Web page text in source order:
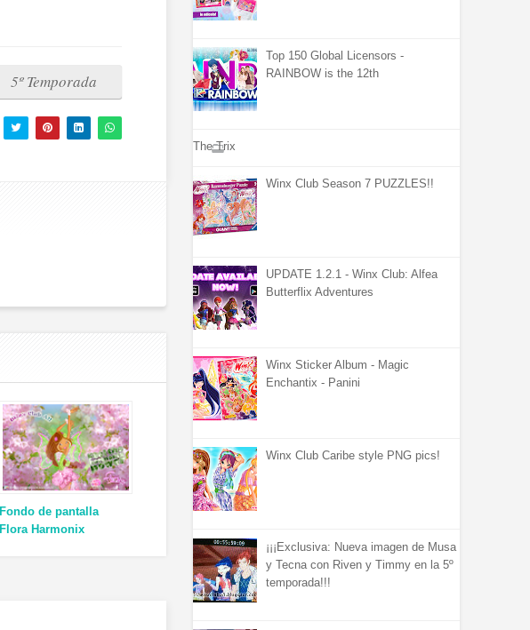
5º Temporada
Fondo de pantalla
Flora Harmonix
Top 150 Global Licensors -
RAINBOW is the 12th
The Trix
Winx Club Season 7 PUZZLES!!
UPDATE 1.2.1 - Winx Club: Alfea
Butterflix Adventures
Winx Sticker Album - Magic
Enchantix - Panini
Winx Club Caribe style PNG pics!
¡¡¡Exclusiva: Nueva imagen de Musa
y Tecna con Riven y Timmy en la 5º
temporada!!!